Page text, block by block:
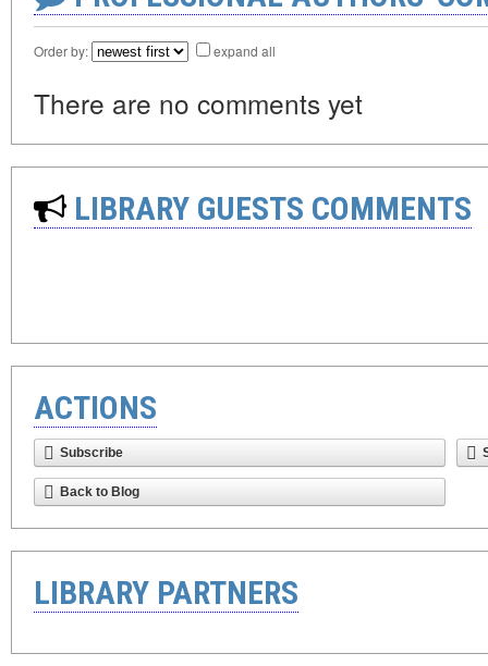
Order by: expand all
There are no comments yet
LIBRARY GUESTS COMMENTS
ACTIONS
Subscribe
Back to Blog
LIBRARY PARTNERS